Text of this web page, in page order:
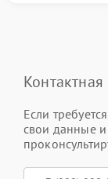
Если
свои данные